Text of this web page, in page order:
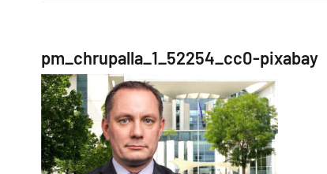
pm_chrupalla_1_52254_cc0-pixabay